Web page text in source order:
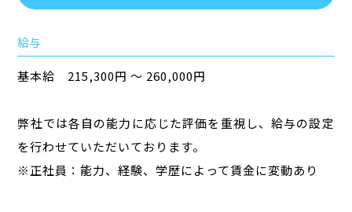
給与
基本給 215,300円 ～ 260,000円
弊社では各自の能力に応じた評価を重視し、給与の設定
を行わせていただいております。
※正社員：能力、経験、学歴によって賃金に変動あり